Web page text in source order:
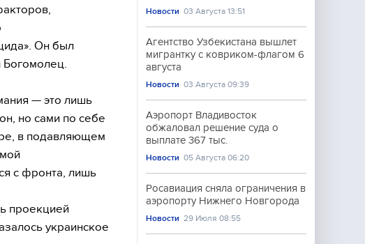
Он был
— это лишь
но сами по себе
в подавляющем
с фронта, лишь
проекцией
украинское
Новости 03 Августа 13:51
Агентство Узбекистана вышлет
мигрантку с ковриком-флагом 6
августа
Новости 03 Августа 09:39
Аэропорт Владивосток
обжаловал решение суда о
выплате 367 тыс.
Новости 05 Августа 06:20
Росавиация сняла ограничения в
аэропорту Нижнего Новгорода
Новости 29 Июля 08:55